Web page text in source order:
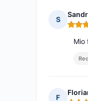
S
Nota:
Mio
F